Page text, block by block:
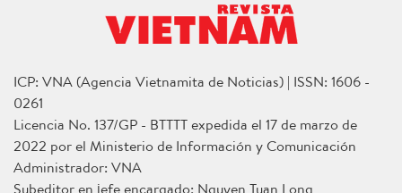
ICP: VNA (Agencia Vietnamita de Noticias) | ISSN: 1606 -
0261
Licencia No. 137/GP - BTTTT expedida el 17 de marzo de
2022 por el Ministerio de Información y Comunicación
Administrador: VNA
Subeditor en jefe encargado: Nguyen Tuan Long